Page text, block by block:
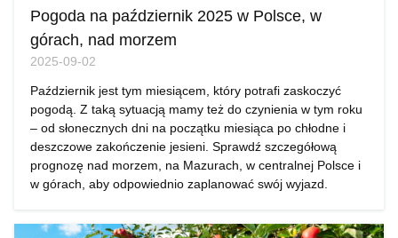
Pogoda na październik 2025 w Polsce, w
górach, nad morzem
2025-09-02
Październik jest tym miesiącem, który potrafi zaskoczyć
pogodą. Z taką sytuacją mamy też do czynienia w tym roku
– od słonecznych dni na początku miesiąca po chłodne i
deszczowe zakończenie jesieni. Sprawdź szczegółową
prognozę nad morzem, na Mazurach, w centralnej Polsce i
w górach, aby odpowiednio zaplanować swój wyjazd.